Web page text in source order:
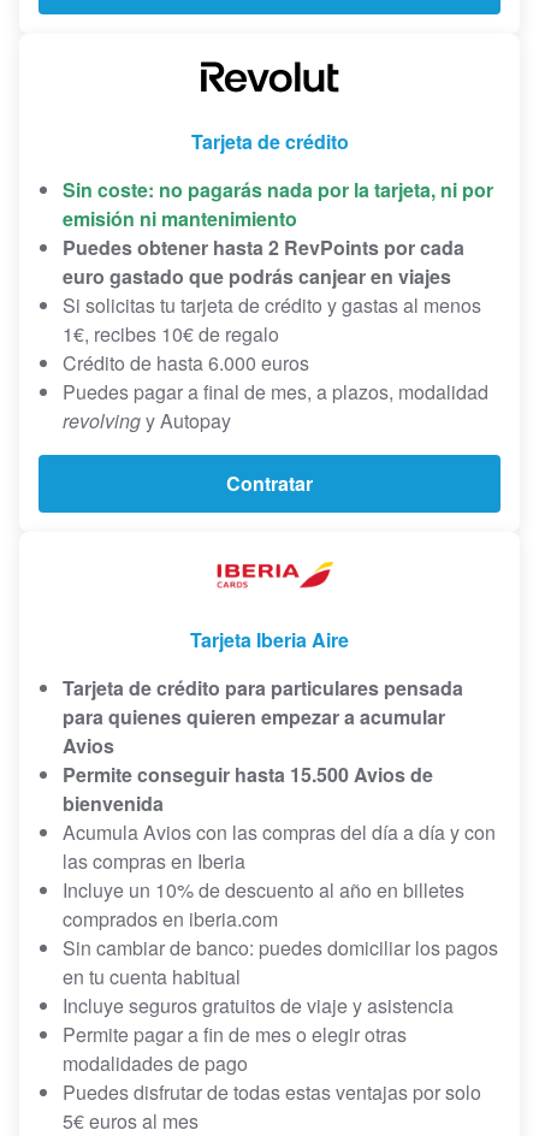
Tarjeta de crédito
Sin coste: no pagarás nada por la tarjeta, ni por
emisión ni mantenimiento
Puedes obtener hasta 2 RevPoints por cada
euro gastado que podrás canjear en viajes
Si solicitas tu tarjeta de crédito y gastas al menos
1€, recibes 10€ de regalo
Crédito de hasta 6.000 euros
Puedes pagar a final de mes, a plazos, modalidad
revolvingy Autopay
Contratar
Tarjeta Iberia Aire
Tarjeta de crédito para particulares pensada
para quienes quieren empezar a acumular
Avios
Permite conseguir hasta 15.500 Avios de
bienvenida
Acumula Avios con las compras del día a día y con
las compras en Iberia
Incluye un 10% de descuento al año en billetes
comprados en iberia.com
Sin cambiar de banco: puedes domiciliar los pagos
en tu cuenta habitual
Incluye seguros gratuitos de viaje y asistencia
Permite pagar a fin de mes o elegir otras
modalidades de pago
Puedes disfrutar de todas estas ventajas por solo
5€ euros al mes